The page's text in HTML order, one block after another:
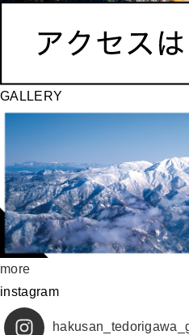
GALLERY
more
instagram